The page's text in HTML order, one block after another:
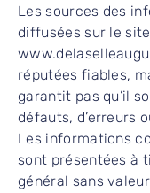
Les sources des
diffusées sur le site
réputées fiables,
garantit pas qu’il
défauts, d’erreurs
Les informations
sont présentées à
général sans